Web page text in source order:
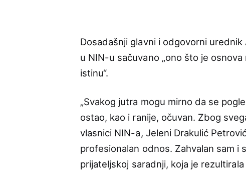
Dosadašnji glavni i odgovorni
u NIN-u sačuvano „ono što je
istinu“.
„Svakog jutra mogu mirno da se
ostao, kao i ranije, očuvan. Zbog
vlasnici NIN-a, Jeleni Drakulić
profesionalan odnos. Zahvalan sam i
prijateljskoj saradnji, koja je